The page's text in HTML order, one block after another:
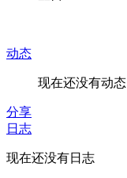
动态
现在还没有动态
分享
日志
现在还没有日志